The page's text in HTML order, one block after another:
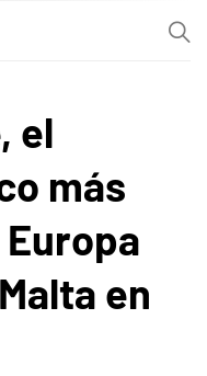
el
más
en